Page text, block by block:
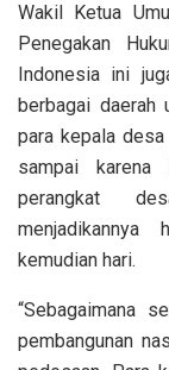
Wakil Ketua
Penegakan
Indonesia ini
berbagai daerah
para kepala
sampai karena
perangkat
kemudian hari.
“Sebagaimana
pembangunan